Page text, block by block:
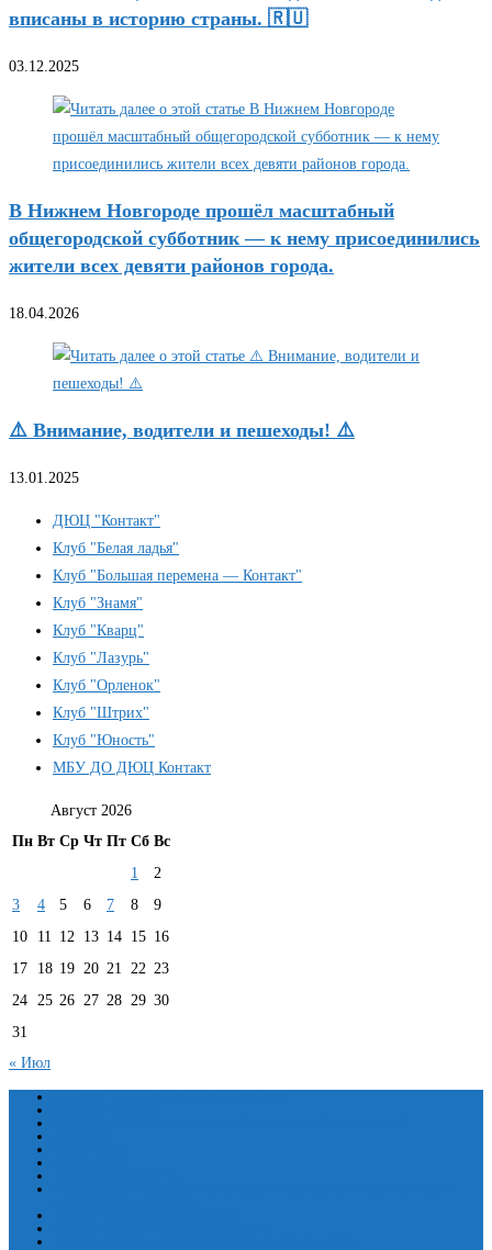
вписаны в историю страны. 🇷🇺
03.12.2025
В Нижнем Новгороде прошёл масштабный
общегородской субботник — к нему присоединились
жители всех девяти районов города.
18.04.2026
⚠️ Внимание, водители и пешеходы! ⚠️
13.01.2025
ДЮЦ "Контакт"
Клуб "Белая ладья"
Клуб "Большая перемена — Контакт"
Клуб "Знамя"
Клуб "Кварц"
Клуб "Лазурь"
Клуб "Орленок"
Клуб "Штрих"
Клуб "Юность"
МБУ ДО ДЮЦ Контакт
Август 2026
Пн Вт Ср Чт Пт Сб Вс
1
2
3
4 5 6 7 8
9
10
11 12 13 14 15 16
17
18 19 20 21 22 23
24 25 26 27 28 29 30
31
« Июл